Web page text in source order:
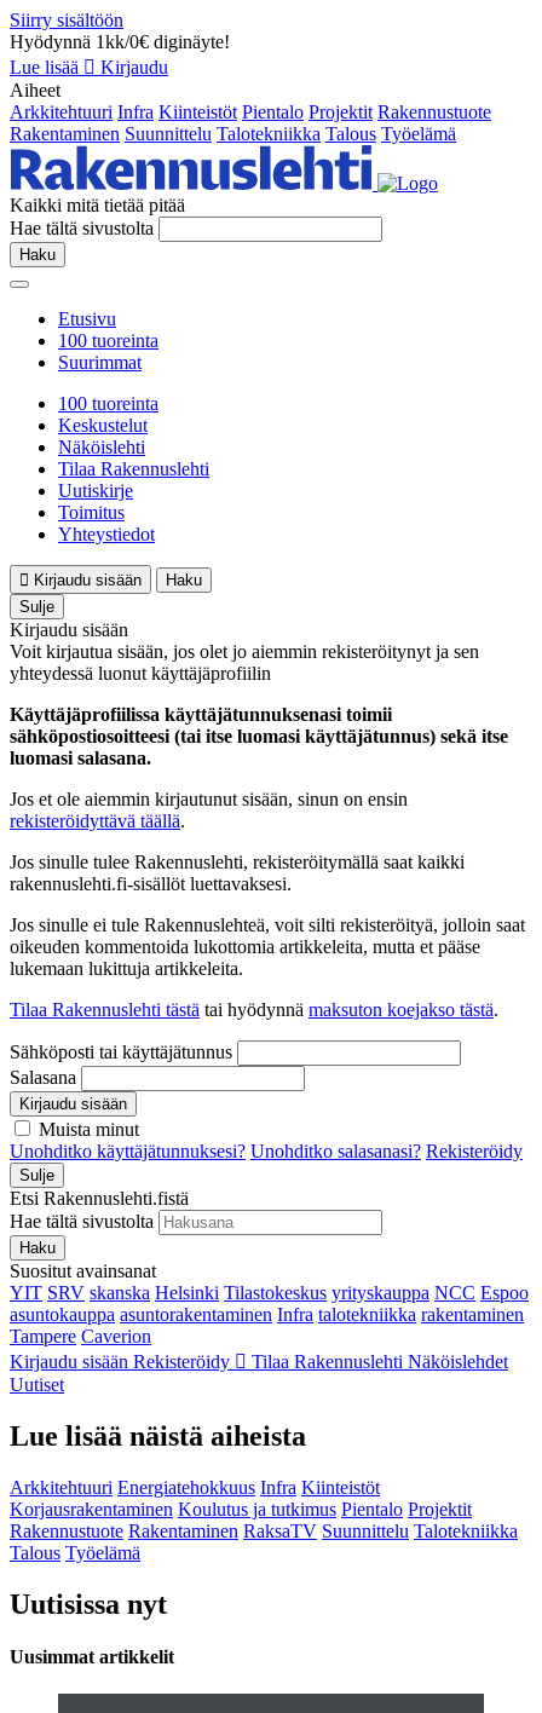
Siirry sisältöön
Hyödynnä 1kk/0€ diginäyte!
Lue lisää
Kirjaudu
Aiheet
Arkkitehtuuri Infra Kiinteistöt Pientalo Projektit Rakennustuote
Rakentaminen Suunnittelu Talotekniikka Talous Työelämä
Kaikki mitä tietää pitää
Hae tältä sivustolta
Haku
Etusivu
100 tuoreinta
Suurimmat
100 tuoreinta
Keskustelut
Näköislehti
Tilaa Rakennuslehti
Uutiskirje
Toimitus
Yhteystiedot
Kirjaudu sisään
Haku
Sulje
Kirjaudu sisään
Voit kirjautua sisään, jos olet jo aiemmin rekisteröitynyt ja sen
yhteydessä luonut käyttäjäprofiilin
Käyttäjäprofiilissa käyttäjätunnuksenasi toimii
sähköpostiosoitteesi (tai itse luomasi käyttäjätunnus) sekä itse
luomasi salasana.
Jos et ole aiemmin kirjautunut sisään, sinun on ensin
rekisteröidyttävä täällä.
Jos sinulle tulee Rakennuslehti, rekisteröitymällä saat kaikki
rakennuslehti.fi-sisällöt luettavaksesi.
Jos sinulle ei tule Rakennuslehteä, voit silti rekisteröityä, jolloin saat
oikeuden kommentoida lukottomia artikkeleita, mutta et pääse
lukemaan lukittuja artikkeleita.
Tilaa Rakennuslehti tästä tai hyödynnä maksuton koejakso tästä.
Sähköposti tai käyttäjätunnus
Salasana
Kirjaudu sisään
Muista minut
Unohditko käyttäjätunnuksesi? Unohditko salasanasi? Rekisteröidy
Sulje
Etsi Rakennuslehti.fistä
Hae tältä sivustolta
Haku
Suositut avainsanat
YIT SRV skanska Helsinki Tilastokeskus yrityskauppa NCC Espoo
asuntokauppa asuntorakentaminen Infra talotekniikka rakentaminen
Tampere Caverion
Kirjaudu sisään Rekisteröidy Tilaa Rakennuslehti Näköislehdet
Uutiset
Lue lisää näistä aiheista
Arkkitehtuuri Energiatehokkuus Infra Kiinteistöt
Korjausrakentaminen Koulutus ja tutkimus Pientalo Projektit
Rakennustuote Rakentaminen RaksaTV Suunnittelu Talotekniikka
Talous Työelämä
Uutisissa nyt
Uusimmat artikkelit